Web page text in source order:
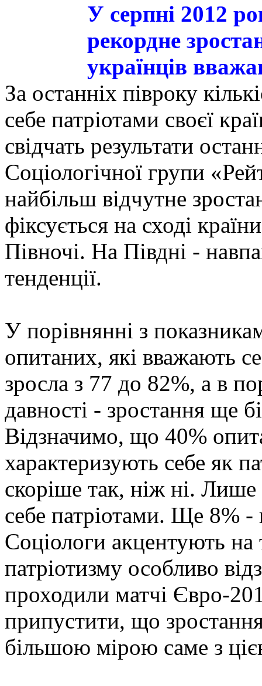
У серпні 2012
рекордне
українців
За останніх півроку
себе патріотами своєї
свідчать результати
Соціологічної групи
найбільш відчутне
фіксується на сході
Півночі. На Півдні -
тенденції.
У порівнянні з
опитаних, які вважають
зросла з 77 до 82%, а в
давності - зростання ще
Відзначимо, що 40%
характеризують себе як
скоріше так, ніж ні.
себе патріотами. Ще 8% -
Соціологи акцентують
патріотизму особливо
проходили матчі Євро-
припустити, що
більшою мірою саме з